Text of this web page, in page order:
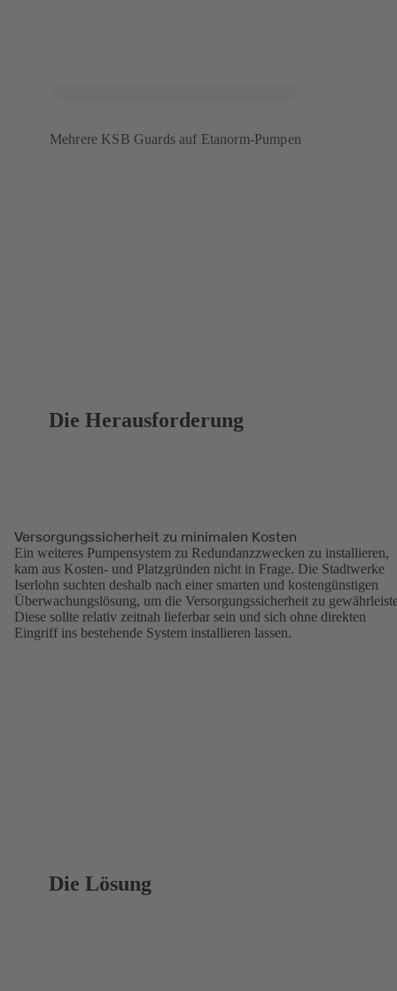
Mehrere KSB Guards auf Etanorm-Pumpen
Die Herausforderung
Versorgungssicherheit zu minimalen Kosten
Ein weiteres Pumpensystem zu Redundanzzwecken zu installieren,
kam aus Kosten- und Platzgründen nicht in Frage. Die Stadtwerke
Iserlohn suchten deshalb nach einer smarten und kostengünstigen
Überwachungslösung, um die Versorgungssicherheit zu
Diese sollte relativ zeitnah lieferbar sein und sich ohne direkten
Eingriff ins bestehende System installieren lassen.
Die Lösung